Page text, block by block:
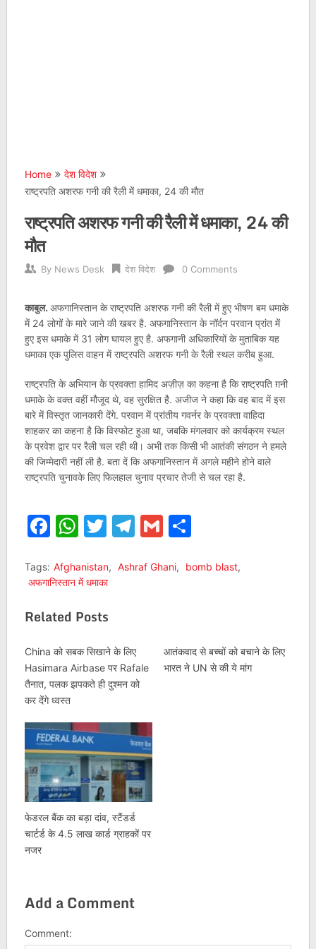
Home
देश विदेश
राष्ट्रपति अशरफ गनी की रैली में धमाका, 24 की मौत
राष्ट्रपति अशरफ गनी की रैली में धमाका, 24 की
मौत
By News Desk देश विदेश 0 Comments
काबुल. अफगानिस्तान के राष्ट्रपति अशरफ गनी की रैली में हुए भीषण बम धमाके
में 24 लोगों के मारे जाने की खबर है. अफगानिस्तान के नॉर्दन परवान प्रांत में
हुए इस धमाके में 31 लोग घायल हुए है. अफगानी अधिकारियों के मुताबिक यह
धमाका एक पुलिस वाहन में राष्ट्रपति अशरफ गनी के रैली स्थल करीब हुआ.
राष्ट्रपति के अभियान के प्रवक्ता हामिद अज़ीज़ का कहना है कि राष्ट्रपति ग़नी
धमाके के वक्त वहीं मौजूद थे, वह सुरक्षित है. अजीज ने कहा कि वह बाद में इस
बारे में विस्तृत जानकारी देंगे. परवान में प्रांतीय गवर्नर के प्रवक्ता वाहिदा
शाहकर का कहना है कि विस्फोट हुआ था, जबकि मंगलवार को कार्यक्रम स्थल
के प्रवेश द्वार पर रैली चल रही थी। अभी तक किसी भी आतंकी संगठन ने हमले
की जिम्मेदारी नहीं ली है. बता दें कि अफगानिस्तान में अगले महीने होने वाले
राष्ट्रपति चुनावके लिए फिलहाल चुनाव प्रचार तेजी से चल रहा है.
Facebook
WhatsApp
Twitter
Telegram
GmailShare
Tags: Afghanistan, Ashraf Ghani, bomb blast,
अफगानिस्तान में धमाका
Related Posts
China को सबक सिखाने के लिए
Hasimara Airbase पर Rafale
तैनात, पलक झपकते ही दुश्मन को
कर देंगे ध्वस्त
आतंकवाद से बच्चों को बचाने के लिए
भारत ने UN से की ये मांग
फेडरल बैंक का बड़ा दांव, स्टैंडर्ड
चार्टर्ड के 4.5 लाख कार्ड ग्राहकों पर
नजर
Add a Comment
Comment: